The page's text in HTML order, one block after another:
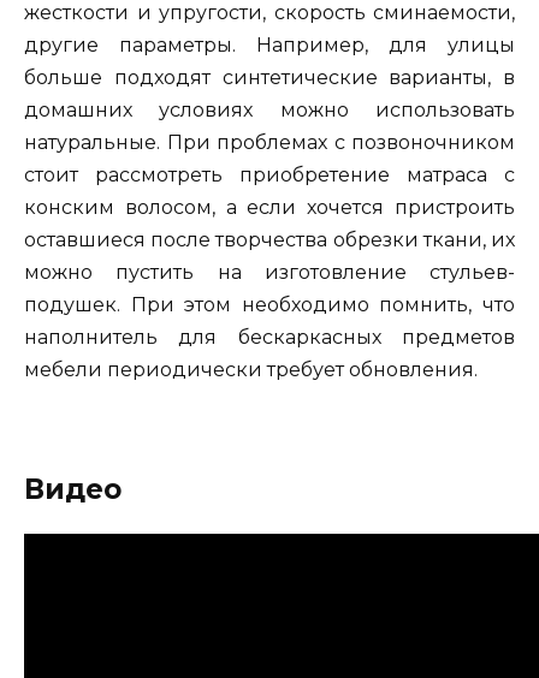
жесткости и упругости, скорость сминаемости,
другие параметры. Например, для улицы
больше подходят синтетические варианты, в
домашних условиях можно использовать
натуральные. При проблемах с позвоночником
стоит рассмотреть приобретение матраса с
конским волосом, а если хочется пристроить
оставшиеся после творчества обрезки ткани, их
можно пустить на изготовление стульев-
подушек. При этом необходимо помнить, что
наполнитель для бескаркасных предметов
мебели периодически требует обновления.
Видео